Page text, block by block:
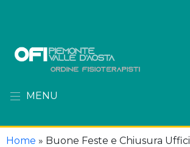
MENU
Home » Buone Feste e Chiusura Uffici